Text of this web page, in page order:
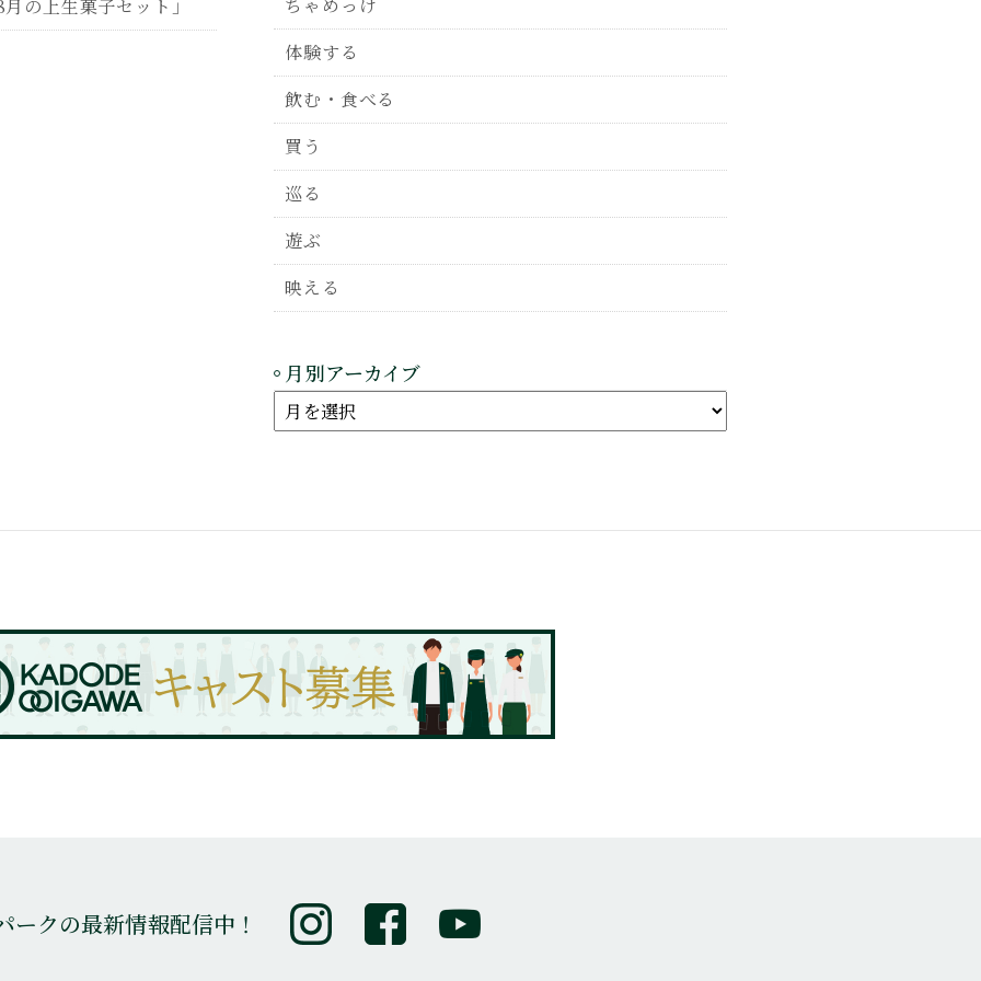
の上生菓子セット」
体験する
飲む・食べる
買う
巡る
遊ぶ
映える
月別アーカイブ
ークの最新情報配信中！